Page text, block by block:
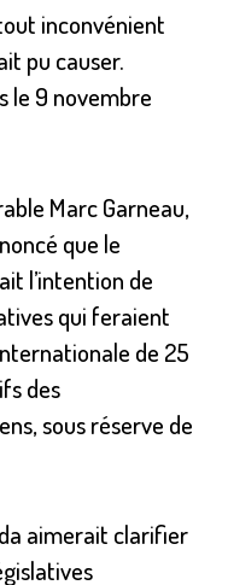
inconvénient
pu causer.
le 9 novembre
Marc Garneau,
que le
l’intention de
qui feraient
de 25
des
sous réserve de
aimerait clarifier